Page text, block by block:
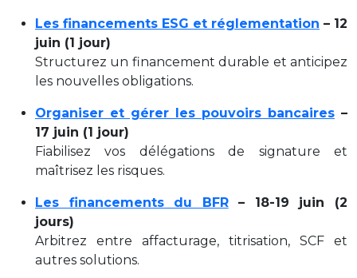
Les financements ESG et réglementation – 12
juin (1 jour)
Structurez un financement durable et anticipez
les nouvelles obligations.
Organiser et gérer les pouvoirs bancaires –
17 juin (1 jour)
Fiabilisez vos délégations de signature et
maîtrisez les risques.
Les financements du BFR– 18-19 juin (2
jours)
Arbitrez entre affacturage, titrisation, SCF et
autres solutions.